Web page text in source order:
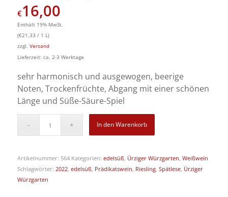
€16,00
Enthält 19% MwSt.
(€21,33 / 1 L)
zzgl. Versand
Lieferzeit: ca. 2-3 Werktage
sehr harmonisch und ausgewogen, beerige
Noten, Trockenfrüchte, Abgang mit einer schönen
Länge und Süße-Säure-Spiel
In den Warenkorb
Artikelnummer: 564 Kategorien: edelsüß, Ürziger Würzgarten Weißwein
Schlagwörter: 2022, edelsüß, Prädikatswein Riesling, Spätlese, Ürziger
Würzgarten